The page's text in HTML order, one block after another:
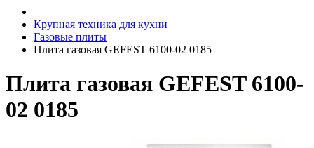
Крупная техника для кухни
Газовые плиты
Плита газовая GEFEST 6100-02 0185
Плита газовая GEFEST 6100-
02 0185